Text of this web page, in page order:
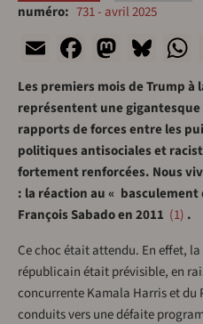
numéro
731 - avril 2025
EmailFacebook
Les premiers mois de Trump à
représentent une
rapports de forces entre les
politiques antisociales et
fortement renforcées. Nous
: la réaction au «
François Sabado en 2011
1 .
Ce choc était attendu. En effet,
républicain était prévisible, en
concurrente Kamala Harris et du
conduits vers une défaite